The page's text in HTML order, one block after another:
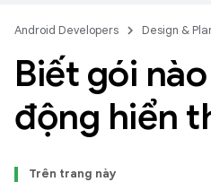
Android Developers Design &
Biết gói
động hiển
Trên trang này